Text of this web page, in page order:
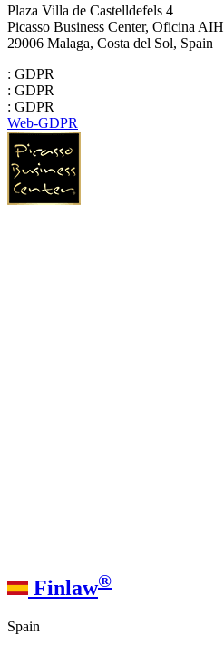
Plaza Villa de Castelldefels 4
Picasso Business Center, Oficina AIH
29006 Malaga, Costa del Sol, Spain
: GDPR
: GDPR
: GDPR
Web-GDPR
Finlaw®
Spain